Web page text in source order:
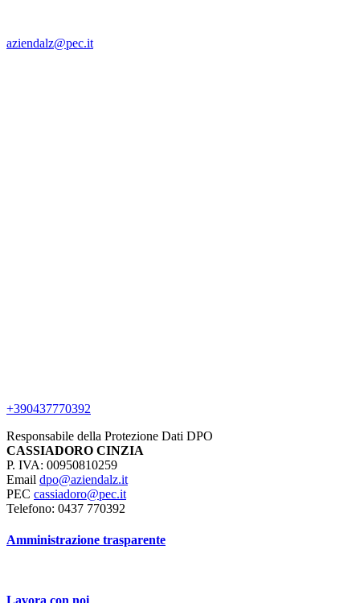
aziendalz@pec.it
+390437770392
Responsabile della Protezione Dati DPO
CASSIADORO CINZIA
P. IVA: 00950810259
Email dpo@aziendalz.it
PEC cassiadoro@pec.it
Telefono: 0437 770392
Amministrazione trasparente
Lavora con noi